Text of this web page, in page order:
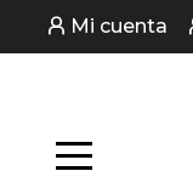
Mi cuenta